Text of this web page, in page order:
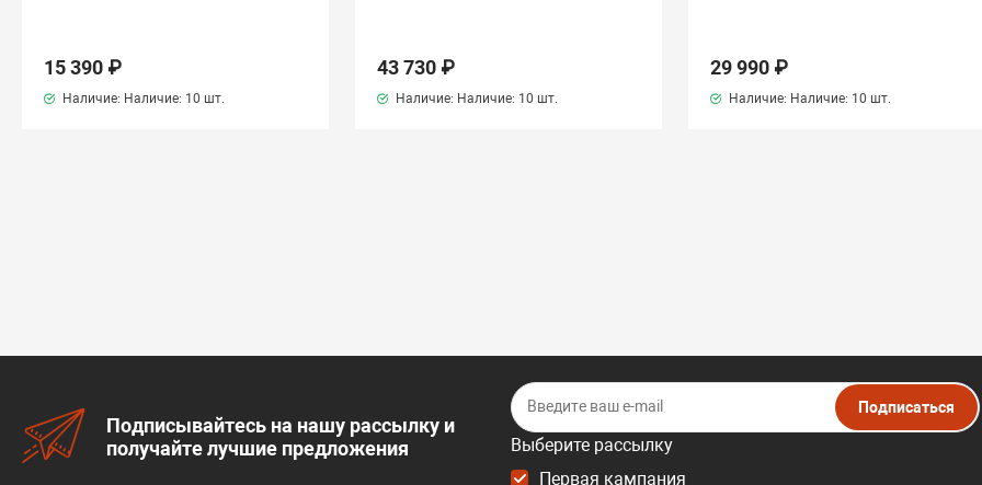
15 390 ₽
Наличие: Наличие: 10 шт.
43 730 ₽
Наличие: Наличие: 10 шт.
29 990 ₽
Наличие: Наличие: 10 шт.
Подписывайтесь на нашу рассылку и
получайте лучшие предложения
Выберите рассылку
Первая кампания
Подписаться